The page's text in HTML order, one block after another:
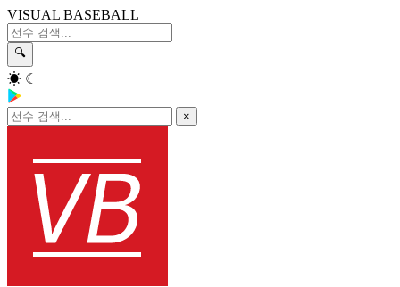
VISUAL BASEBALL
🔍
☀ ☾
×